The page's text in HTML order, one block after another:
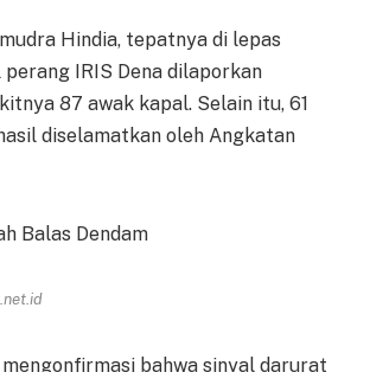
Hindia, tepatnya di lepas
IRIS Dena dilaporkan
87 awak kapal. Selain itu, 61
diselamatkan oleh Angkatan
bahwa sinyal darurat